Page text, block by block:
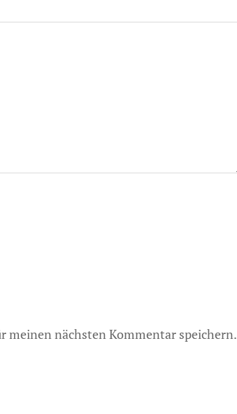
meinen nächsten Kommentar speichern.